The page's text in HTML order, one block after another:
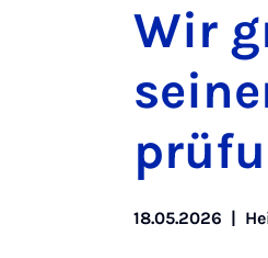
Wir
18.05.2026 |